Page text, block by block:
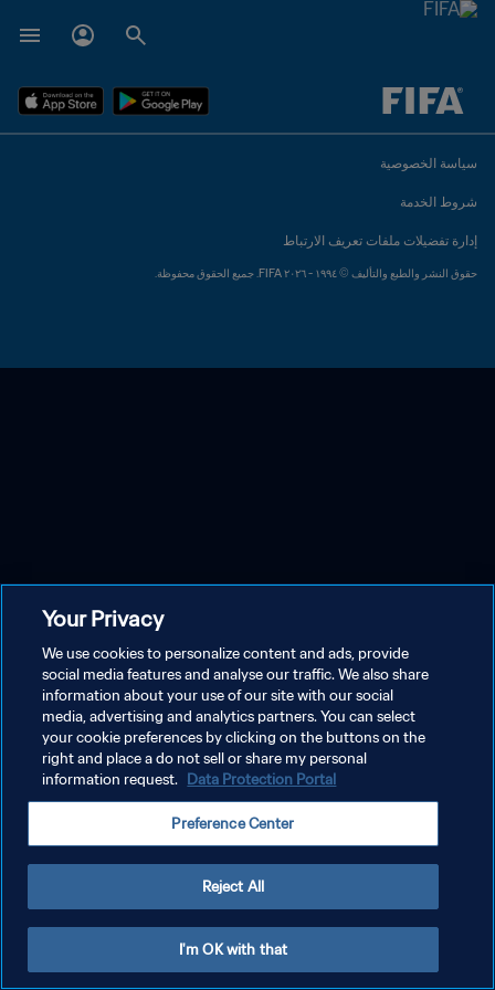
يُحدَّد لاحقاً ضد يُحدَّد لاحقاً
سياسة الخصوصية
شروط الخدمة
إدارة تفضيلات ملفات تعريف الارتباط
حقوق النشر والطبع والتأليف © ١٩٩٤ - ٢٠٢٦ FIFA. جميع الحقوق محفوظة.
Your Privacy
We use cookies to personalize content and ads, provide
social media features and analyse our traffic. We also share
information about your use of our site with our social
media, advertising and analytics partners. You can select
your cookie preferences by clicking on the buttons on the
right and place a do not sell or share my personal
information request. Data Protection Portal
Preference Center
Reject All
I'm OK with that